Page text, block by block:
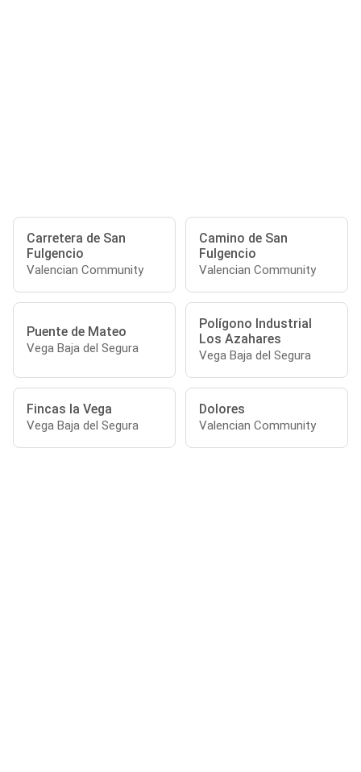
Carretera de San
Fulgencio
Valencian Community
Camino de San
Fulgencio
Valencian Community
Puente de Mateo
Vega Baja del Segura
Polígono Industrial
Los Azahares
Vega Baja del Segura
Fincas la Vega
Vega Baja del Segura
Dolores
Valencian Community